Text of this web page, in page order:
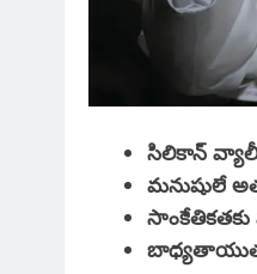
సిలికాన్
మనుషులే
సాంకేతికతకు